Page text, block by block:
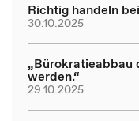
Richtig handeln
30.10.2025
„Bürokratieabbau
werden.“
29.10.2025